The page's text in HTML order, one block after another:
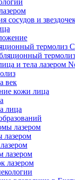
сосудов и
термолиз
и тела лазером
век
кожи лица
лица
лазером
лазером
лазером
лазером